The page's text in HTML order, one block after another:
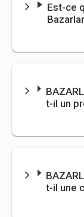
Est-ce
t-il un
t-il une